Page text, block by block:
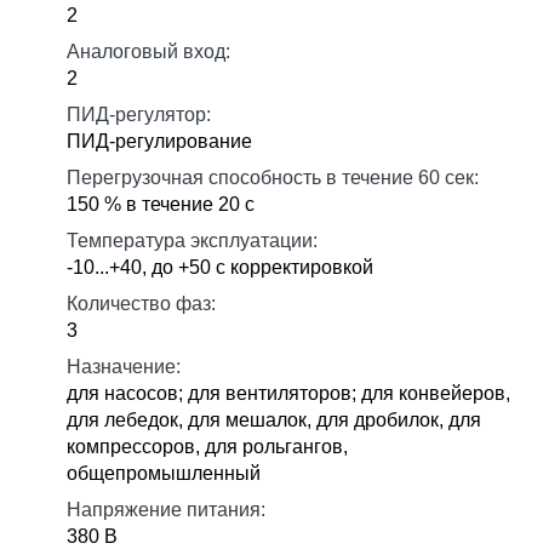
2
Аналоговый вход:
2
ПИД-регулятор:
ПИД-регулирование
Перегрузочная способность в течение 60 сек:
150 % в течение 20 с
Температура эксплуатации:
-10...+40, до +50 с корректировкой
Количество фаз:
3
Назначение:
для насосов; для вентиляторов; для конвейеров,
для лебедок, для мешалок, для дробилок, для
компрессоров, для рольгангов,
общепромышленный
Напряжение питания:
380 В